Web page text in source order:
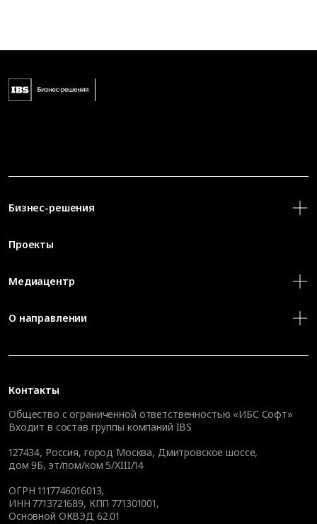
Контакты
Общество с ограниченной ответственностью «ИБС Софт»
Входит в состав группы компаний IBS
127434, Россия, город Москва, Дмитровское шоссе,
дом 9Б, эт/пом/ком 5/XIII/14
ОГРН 1117746016013,
ИНН 7713721689, КПП 771301001,
Основной ОКВЭД 62.01
Бизнес-решения
Проекты
Медиацентр
О направлении